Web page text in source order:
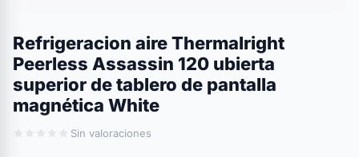
Refrigeracion aire Thermalright
Peerless Assassin 120 ubierta
superior de tablero de pantalla
magnética White
Sin valoraciones